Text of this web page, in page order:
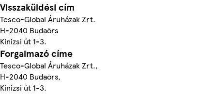
Visszaküldési cím
Tesco-Global Áruházak Zrt.
H-2040 Budaörs
Kinizsi út 1-3.
Forgalmazó címe
Tesco-Global Áruházak Zrt.,
H-2040 Budaörs,
Kinizsi út 1-3.